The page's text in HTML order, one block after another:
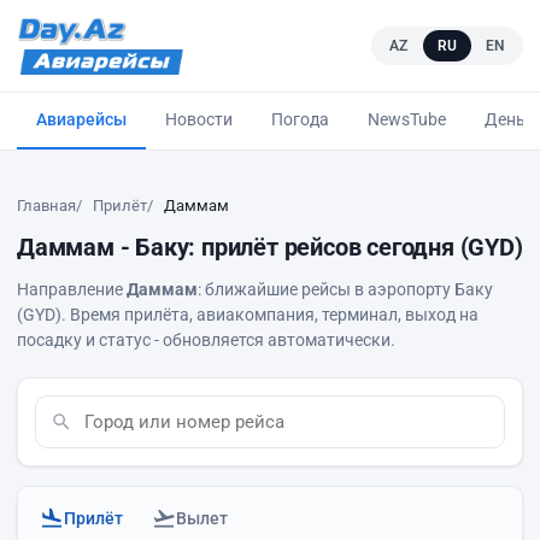
AZ RU EN
Авиарейсы Новости Погода NewsTube
Главная Прилёт Даммам
Даммам - Баку: прилёт рейсов сегодня (GYD)
НаправлениеДаммам: ближайшие рейсы в аэропорту Баку
(GYD). Время прилёта, авиакомпания, терминал, выход на
посадку и статус - обновляется автоматически.
Прилёт Вылет